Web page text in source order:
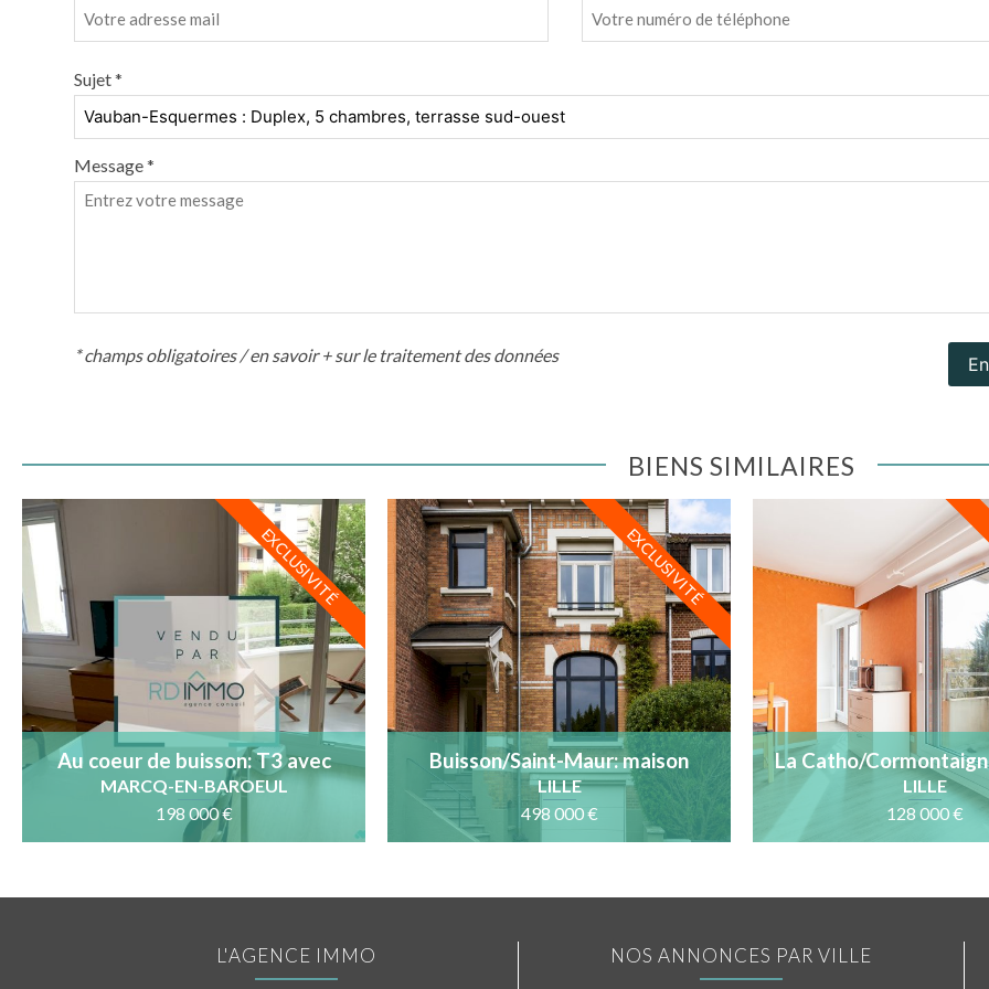
Sujet *
Message *
* champs obligatoires /en savoir + sur le traitement des données
BIENS SIMILAIRES
EXCLUSIVITÉ
Au coeur de buisson: T3 avec
terrasse, cave et parking
MARCQ-EN-BAROEUL
198 000 €
EXCLUSIVITÉ
Buisson/Saint-Maur: maison
familiale, garage, jardin SO et
DPE B
LILLE
498 000 €
La Catho/
avec balcon au
étage
LILLE
128 000 €
L'AGENCE IMMO NOS ANNONCES PAR VILLE